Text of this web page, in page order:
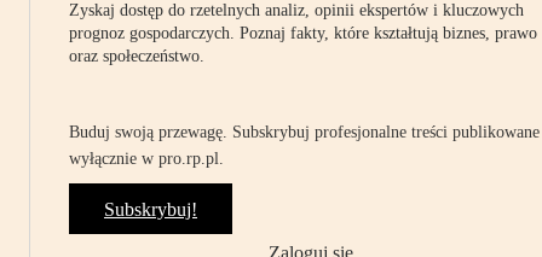
Zyskaj dostęp do rzetelnych analiz, opinii ekspertów i kluczowych
prognoz gospodarczych. Poznaj fakty, które kształtują biznes, prawo
oraz społeczeństwo.
Buduj swoją przewagę. Subskrybuj profesjonalne treści publikowane
wyłącznie w pro.rp.pl.
Subskrybuj!
Zaloguj się